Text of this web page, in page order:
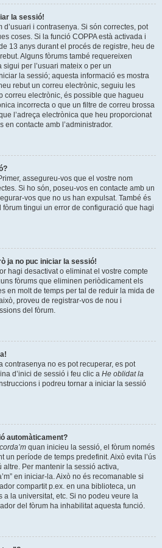
la sessió!
d’usuari i contrasenya. Si són correctes, pot
coses. Si la funció COPPA està activada i
13 anys durant el procés de registre, heu de
Alguns fòrums també requereixen
sigui per l’usuari mateix o per un
la sessió; aquesta informació es mostra
rebut un correu electrònic, seguiu les
correu electrònic, és possible que hagueu
incorrecta o que un filtre de correu brossa
l’adreça electrònica que heu proporcionat
en contacte amb l’administrador.
assegureu-vos que el vostre nom
Si ho són, poseu-vos en contacte amb un
vos que no us han expulsat. També és
tingui un error de configuració que hagi
ja no puc iniciar la sessió!
hagi desactivat o eliminat el vostre compte
fòrums que eliminen periòdicament els
en molt de temps per tal de reduir la mida de
proveu de registrar-vos de nou i
del fòrum.
contrasenya no es pot recuperar, es pot
d’inici de sessió i feu clic a He oblidat la
i podreu tornar a iniciar la sessió
automàticament?
quan inicieu la sessió, el fòrum només
un període de temps predefinit. Això evita l’ús
altre. Per mantenir la sessió activa,
en iniciar-la. Això no és recomanable si
compartit p.ex. en una biblioteca, un
a la universitat, etc. Si no podeu veure la
del fòrum ha inhabilitat aquesta funció.